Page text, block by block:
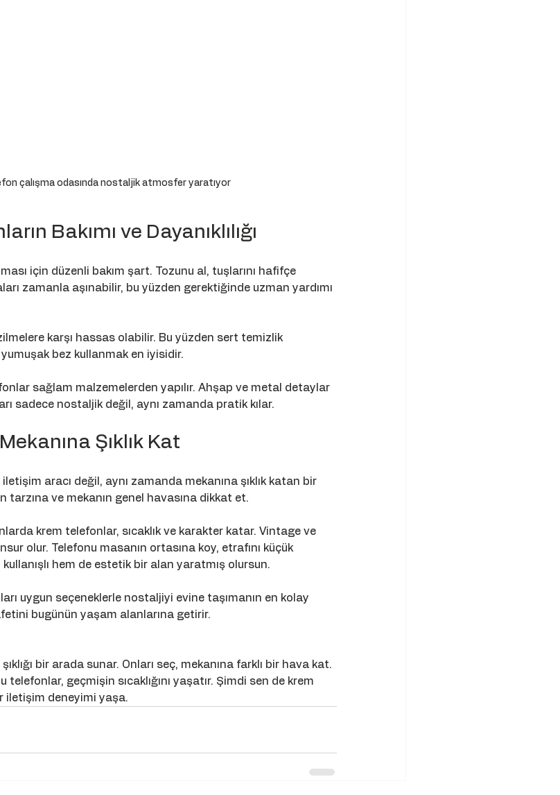
çalışma odasında nostaljik atmosfer yaratıyor
Bakımı ve Dayanıklılığı
için düzenli bakım şart. Tozunu al, tuşlarını hafifçe
zamanla aşınabilir, bu yüzden gerektiğinde uzman yardımı
karşı hassas olabilir. Bu yüzden sert temizlik
bez kullanmak en iyisidir.
sağlam malzemelerden yapılır. Ahşap ve metal detaylar
sadece nostaljik değil, aynı zamanda pratik kılar.
Şıklık Kat
aracı değil, aynı zamanda mekanına şıklık katan bir
tarzına ve mekanın genel havasına dikkat et.
krem telefonlar, sıcaklık ve karakter katar. Vintage ve
olur. Telefonu masanın ortasına koy, etrafını küçük
hem de estetik bir alan yaratmış olursun.
uygun seçeneklerle nostaljiyi evine taşımanın en kolay
bugünün yaşam alanlarına getirir.
bir arada sunar. Onları seç, mekanına farklı bir hava kat.
telefonlar, geçmişin sıcaklığını yaşatır. Şimdi sen de krem
iletişim deneyimi yaşa.